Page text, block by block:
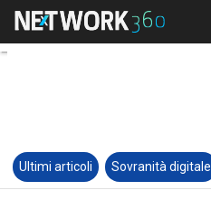
Ultimi articoli Sovranità digitale